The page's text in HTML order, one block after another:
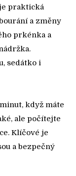
praktická
a změny
prkénka a
sedátko i
když máte
ale počítejte
Klíčové je
a bezpečný